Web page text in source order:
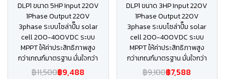
DLP1 ขนาด 5HP Input 220V
1Phase Output 220V
3phase ระบบโซล่าปั๊ม solar
cell 200-400VDC ระบบ
MPPT ให้ค่าประสิทธิภาพสูง
กว่าเกณฑ์มาตรฐาน มั่นใจกว่า
฿11,500฿9,488
DLP1 ขนาด 3HP Input 220V
1Phase Output 220V
3phase ระบบโซล่าปั๊ม solar
cell 200-400VDC ระบบ
MPPT ให้ค่าประสิทธิภาพสูง
กว่าเกณฑ์มาตรฐาน มั่นใจกว่า
฿9,100฿7,588